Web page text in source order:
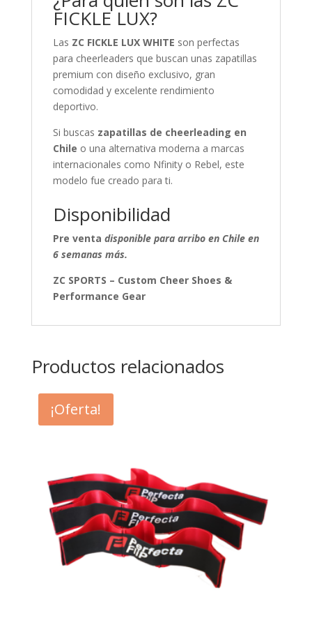
FICKLE LUX?
Las ZC FICKLE LUX WHITE son perfectas
para cheerleaders que buscan unas zapatillas
premium con diseño exclusivo, gran
comodidad y excelente rendimiento
deportivo.
Si buscas zapatillas de cheerleading en
Chile o una alternativa moderna a marcas
internacionales como Nfinity o Rebel, este
modelo fue creado para ti.
Disponibilidad
Pre venta disponible para arribo en Chile en
6 semanas más.
ZC SPORTS – Custom Cheer Shoes &
Performance Gear
Productos relacionados
¡Oferta!